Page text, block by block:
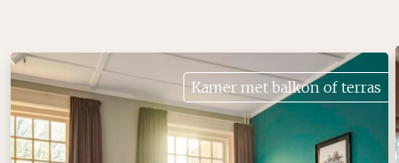
Kamer met balkon of terras